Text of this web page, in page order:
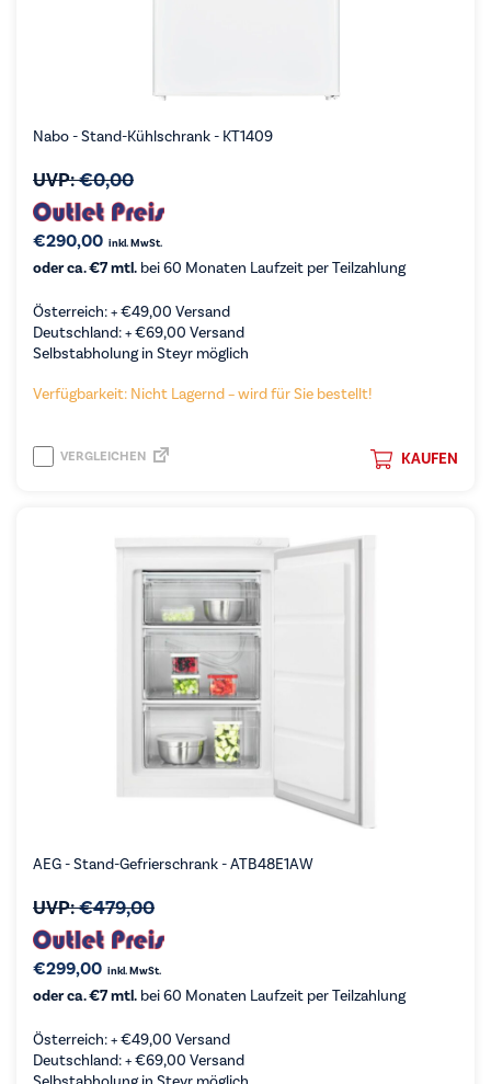
Nabo - Stand-Kühlschrank - KT1409
UVP:€0,00
€290,00 inkl. MwSt.
oder ca. €7 mtl. bei 60 Monaten Laufzeit per Teilzahlung
Österreich: +€49,00 Versand
Deutschland: +€69,00 Versand
Selbstabholung in Steyr möglich
Verfügbarkeit: Nicht Lagernd – wird für Sie bestellt!
KAUFEN
VERGLEICHEN
AEG - Stand-Gefrierschrank - ATB48E1AW
UVP:€479,00
€299,00 inkl. MwSt.
oder ca. €7 mtl. bei 60 Monaten Laufzeit per Teilzahlung
Österreich: +€49,00 Versand
Deutschland: +€69,00 Versand